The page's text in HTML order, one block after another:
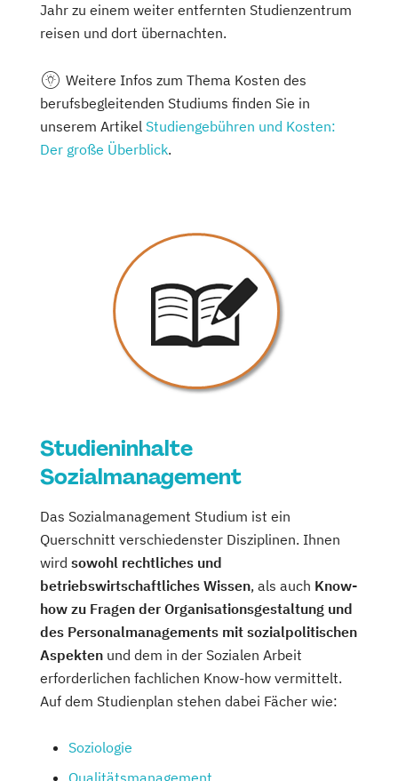
Jahr zu einem weiter entfernten Studienzentrum
reisen und dort übernachten.
Weitere Infos zum Thema Kosten des
berufsbegleitenden Studiums finden Sie in
unserem Artikel Studiengebühren und Kosten:
Der große Überblick.
Studieninhalte
Sozialmanagement
Das Sozialmanagement Studium ist ein
Querschnitt verschiedenster Disziplinen. Ihnen
wird sowohl rechtliches und
betriebswirtschaftliches Wissen, als auch Know-
how zu Fragen der Organisationsgestaltung und
des Personalmanagements mit sozialpolitischen
Aspekten und dem in der Sozialen Arbeit
erforderlichen fachlichen Know-how vermittelt.
Auf dem Studienplan stehen dabei Fächer wie:
Soziologie
Qualitätsmanagement